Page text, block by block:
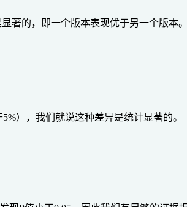
著的，即一个版本表现优于另一个版本。
），我们就说这种差异是统计显著的。